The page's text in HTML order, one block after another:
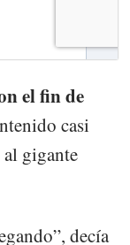
el fin de
casi
gigante
decía